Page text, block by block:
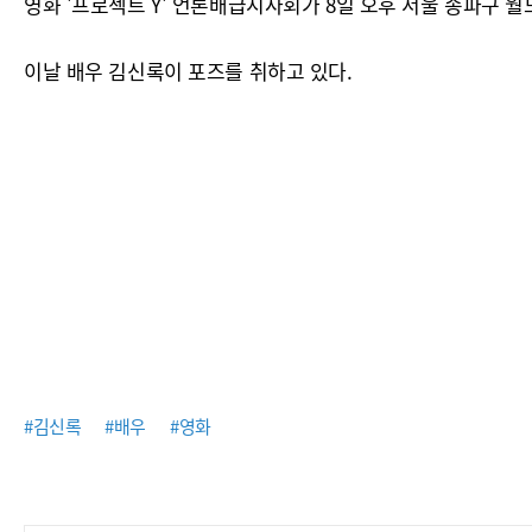
이날 배우 김신록이 포즈를 취하고 있다.
#김신록 #배우 #영화